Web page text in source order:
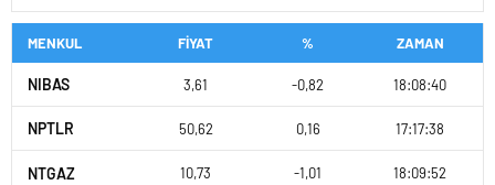
MENKUL FİYAT % ZAMAN
NIBAS 3,61 -0,82 18:08:40
NPTLR 50,62 0,16 17:17:38
NTGAZ 10,73 -1,01 18:09:52